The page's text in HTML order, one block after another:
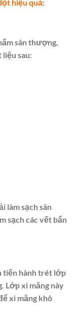
hiệu quả:
sân thượng,
liệu sau:
làm sạch sân
sạch các vết bẩn
tiến hành trét lớp
Lớp xi măng này
xi măng khô